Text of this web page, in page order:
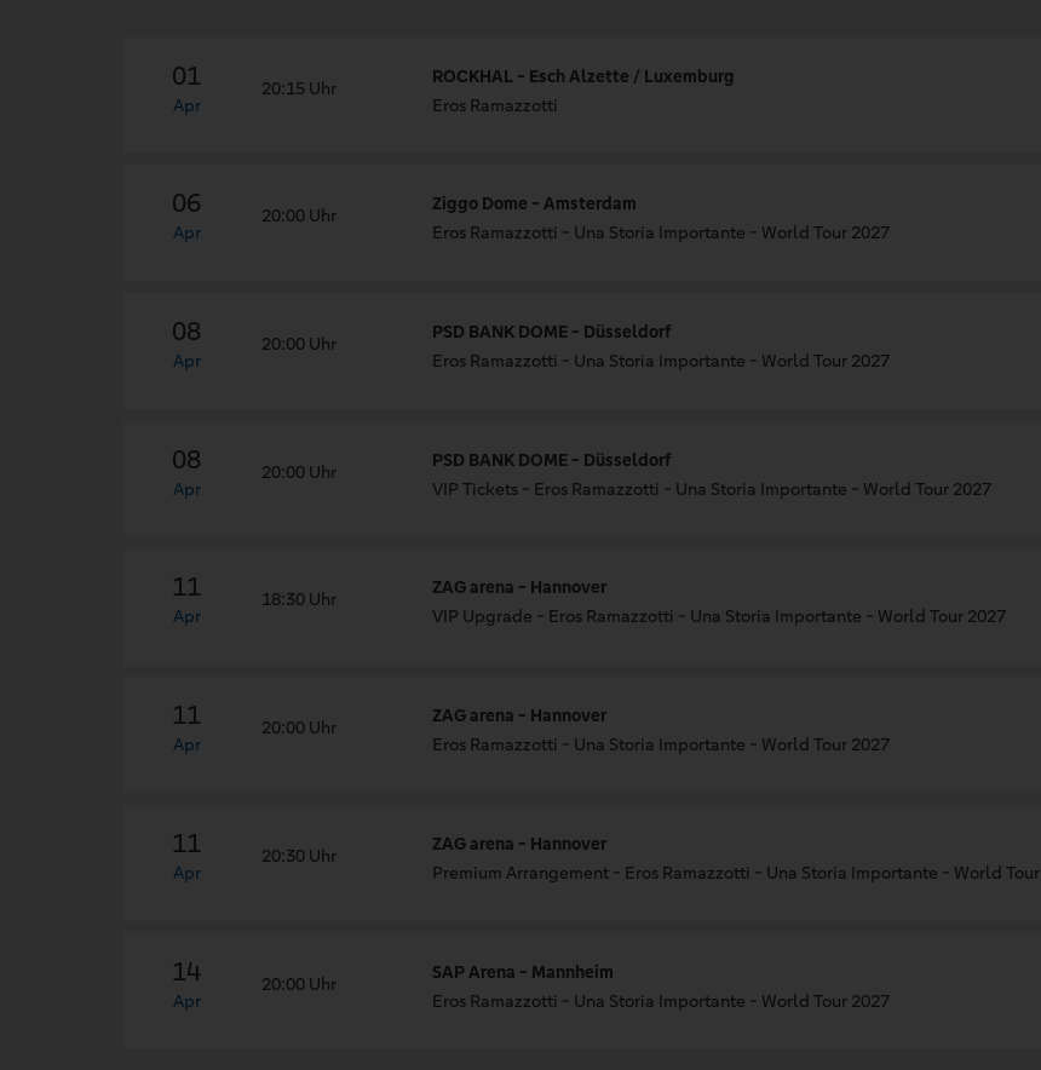
01
Apr
20:15 Uhr
ROCKHAL - Esch Alzette / Luxemburg
Eros Ramazzotti
06
Apr
20:00 Uhr
Ziggo Dome - Amsterdam
Eros Ramazzotti - Una Storia Importante - World Tour 2027
08
Apr
20:00 Uhr
PSD BANK DOME - Düsseldorf
Eros Ramazzotti - Una Storia Importante - World Tour 2027
08
Apr
20:00 Uhr
PSD BANK DOME - Düsseldorf
VIP Tickets - Eros Ramazzotti - Una Storia Importante - World Tour 2027
11
Apr
18:30 Uhr
ZAG arena - Hannover
VIP Upgrade - Eros Ramazzotti - Una Storia Importante - World Tour 2027
11
Apr
20:00 Uhr
ZAG arena - Hannover
Eros Ramazzotti - Una Storia Importante - World Tour 2027
11
Apr
20:30 Uhr
ZAG arena - Hannover
Premium Arrangement - Eros Ramazzotti - Una Storia Importante - World
14
Apr
20:00 Uhr
SAP Arena - Mannheim
Eros Ramazzotti - Una Storia Importante - World Tour 2027